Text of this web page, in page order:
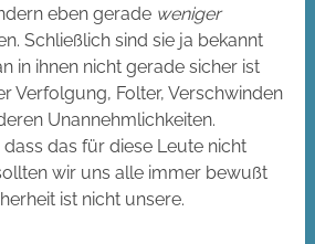
eben gerade weniger
Schließlich sind sie ja bekannt
in ihnen nicht gerade sicher ist
Verfolgung, Folter, Verschwinden
Unannehmlichkeiten.
das für diese Leute nicht
wir uns alle immer bewußt
ist nicht unsere.